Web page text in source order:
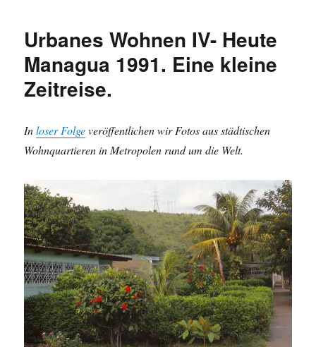
the
bigger,
better
and
Wir
holen
auf…
Urbanes Wohnen IV- Heute
Managua 1991. Eine kleine
Zeitreise.
Inloser Folgeveröffentlichen wir Fotos aus städtischen
Wohnquartieren in Metropolen rund um die Welt.